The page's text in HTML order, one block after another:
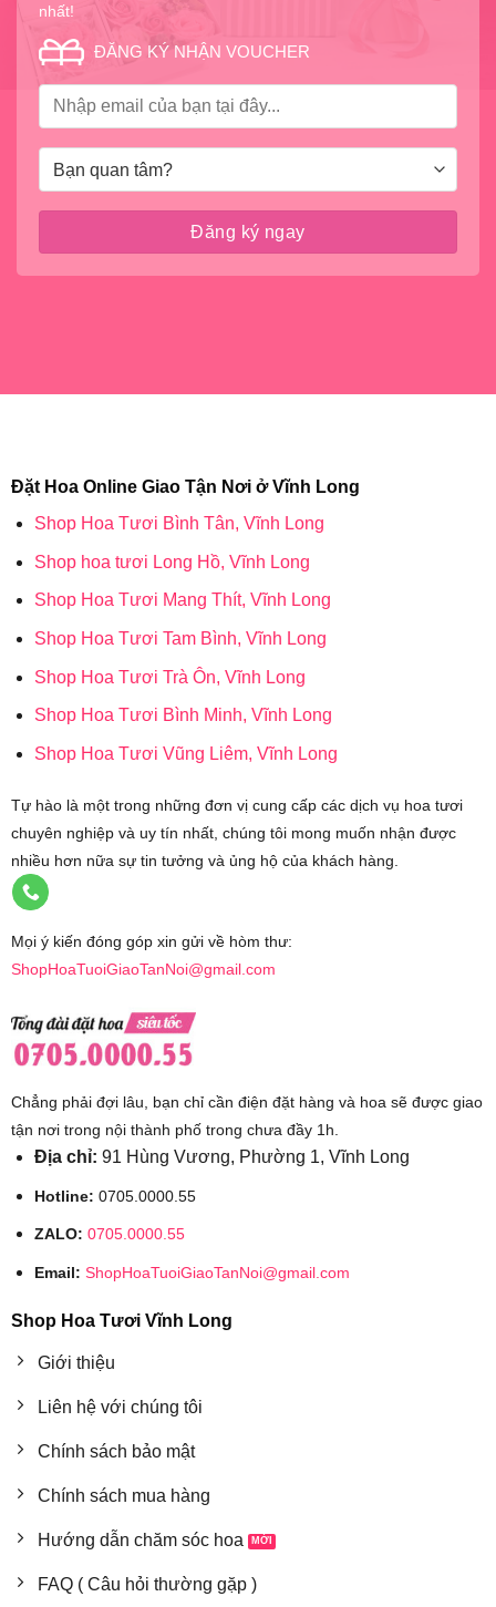
nhất!
ĐĂNG KÝ NHẬN VOUCHER
Đặt Hoa Online Giao Tận Nơi ở Vĩnh Long
Shop Hoa Tươi Bình Tân, Vĩnh Long
Shop hoa tươi Long Hồ, Vĩnh Long
Shop Hoa Tươi Mang Thít, Vĩnh Long
Shop Hoa Tươi Tam Bình, Vĩnh Long
Shop Hoa Tươi Trà Ôn, Vĩnh Long
Shop Hoa Tươi Bình Minh, Vĩnh Long
Shop Hoa Tươi Vũng Liêm, Vĩnh Long
Tự hào là một trong những đơn vị cung cấp các dịch vụ hoa tươi
chuyên nghiệp và uy tín nhất, chúng tôi mong muốn nhận được
nhiều hơn nữa sự tin tưởng và ủng hộ của khách hàng.
Mọi ý kiến đóng góp xin gửi về hòm thư:
ShopHoaTuoiGiaoTanNoi@gmail.com
Chẳng phải đợi lâu, bạn chỉ cần điện đặt hàng và hoa sẽ được giao
tận nơi trong nội thành phố trong chưa đầy 1h.
Địa chỉ: 91 Hùng Vương, Phường 1, Vĩnh Long
Hotline: 0705.0000.55
ZALO: 0705.0000.55
Email: ShopHoaTuoiGiaoTanNoi@gmail.com
Shop Hoa Tươi Vĩnh Long
Giới thiệu
Liên hệ với chúng tôi
Chính sách bảo mật
Chính sách mua hàng
Hướng dẫn chăm sóc hoa
FAQ ( Câu hỏi thường gặp )